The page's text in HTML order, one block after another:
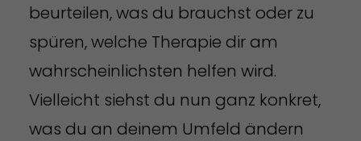
beurteilen, was du brauchst oder zu
spüren, welche Therapie dir am
wahrscheinlichsten helfen wird.
Vielleicht siehst du nun ganz konkret,
was du an deinem Umfeld ändern